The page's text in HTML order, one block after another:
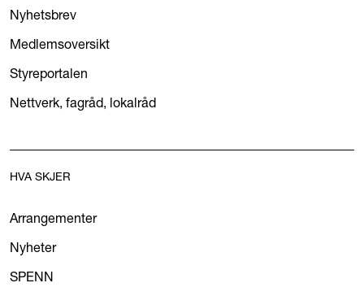
Nyhetsbrev
Medlemsoversikt
Styreportalen
Nettverk, fagråd, lokalråd
HVA SKJER
Arrangementer
Nyheter
SPENN